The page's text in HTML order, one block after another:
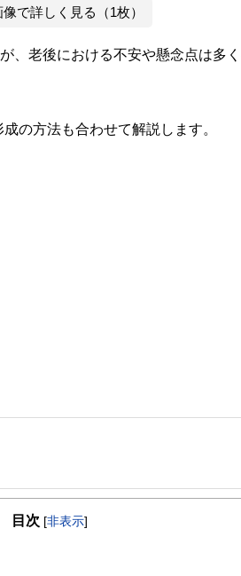
像で詳しく見る（1枚）
、老後における不安や懸念点は多
の方法も合わせて解説します。
の暮らしにどのような影響を与えるかという
線のコンテンツを追求しています。
目次 [非表示]